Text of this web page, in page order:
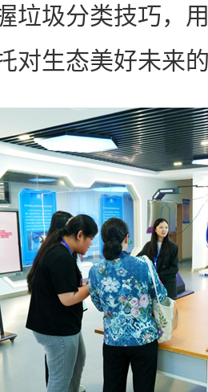
垃圾分类技巧，
对生态美好未来